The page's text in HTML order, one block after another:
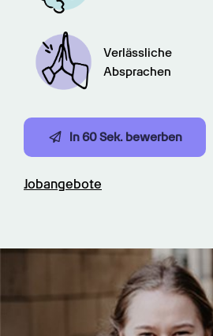
Verlässliche
Absprachen
In 60 Sek. bewerben
Jobangebote